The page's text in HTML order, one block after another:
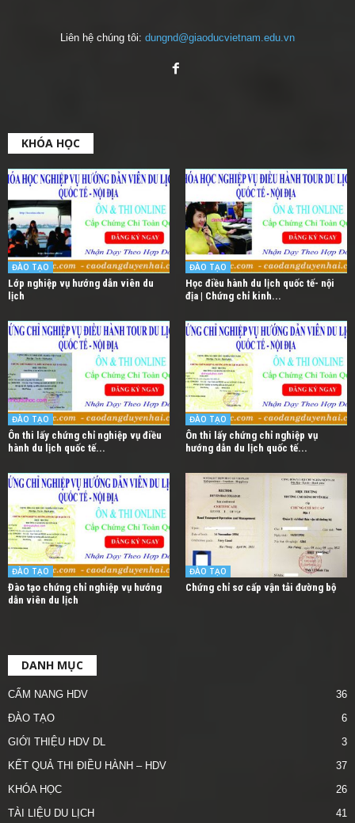
Liên hệ chúng tôi: dungnd@giaoducvietnam.edu.vn
KHÓA HỌC
ĐÀO TẠO
Lớp nghiệp vụ hướng dẫn viên du
lịch
ĐÀO TẠO
Học điều hành du lịch quốc tế- nội
địa | Chứng chỉ kinh...
ĐÀO TẠO
Ôn thi lấy chứng chỉ nghiệp vụ điều
hành du lịch quốc tế...
ĐÀO TẠO
Ôn thi lấy chứng chỉ nghiệp vụ
hướng dẫn du lịch quốc tế...
ĐÀO TẠO
Đào tạo chứng chỉ nghiệp vụ hướng
dẫn viên du lịch
ĐÀO TẠO
Chứng chỉ sơ cấp vận tải đường bộ
DANH MỤC
CẨM NANG HDV
36
ĐÀO TẠO
6
GIỚI THIỆU HDV DL
3
KẾT QUẢ THI ĐIỀU HÀNH – HDV
37
KHÓA HỌC
26
TÀI LIỆU DU LỊCH
41